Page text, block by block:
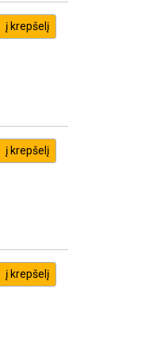
į krepšelį
į krepšelį
į krepšelį